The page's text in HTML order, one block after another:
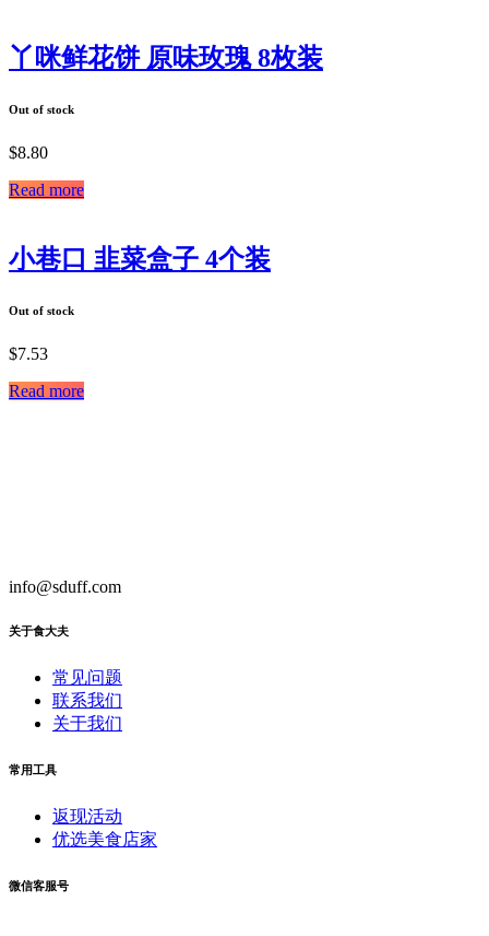
丫咪鲜花饼 原味玫瑰 8枚装
Out of stock
$8.80
Read more
小巷口 韭菜盒子 4个装
Out of stock
$7.53
Read more
info@sduff.com
关于食大夫
常见问题
联系我们
关于我们
常用工具
返现活动
优选美食店家
微信客服号